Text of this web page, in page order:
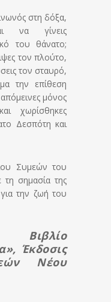
στη δόξα,
να γίνεις
του θάνατο;
τον πλούτο,
τον σταυρό,
την επίθεση
μόνος
χωρίσθηκες
Δεσπότη και
Συμεών του
σημασία της
την ζωή του
Έκδοσις
Νέου